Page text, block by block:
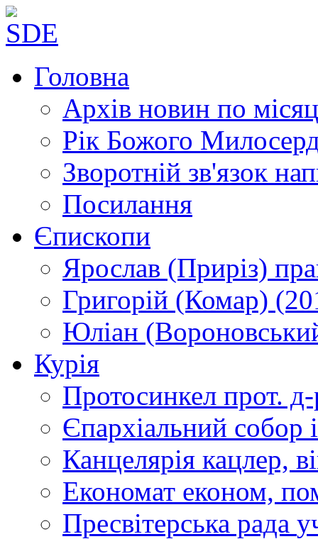
Головна
Архів новин по
Рік Божого
Зворотній зв'язок
Посилання
Єпископи
Ярослав (Приріз)
Григорій (Комар)
Юліан
Курія
Протосинкел прот.
Єпархіальний собор
Канцелярія кацлер,
Економат економ,
Пресвітерська рада